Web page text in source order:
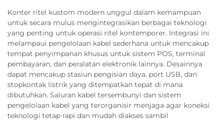
Konter ritel kustom modern unggul dalam kemampuan
untuk secara mulus mengintegrasikan berbagai teknologi
yang penting untuk operasi ritel kontemporer. Integrasi ini
melampaui pengelolaan kabel sederhana untuk mencakup
tempat penyimpanan khusus untuk sistem POS, terminal
pembayaran, dan peralatan elektronik lainnya. Desainnya
dapat mencakup stasiun pengisian daya, port USB, dan
stopkontak listrik yang ditempatkan tepat di mana
dibutuhkan. Saluran kabel tersembunyi dan sistem
pengelolaan kabel yang terorganisir menjaga agar koneksi
teknologi tetap rapi dan mudah diakses sambil